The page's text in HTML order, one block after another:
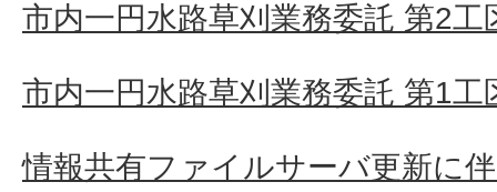
市内一円水路草刈業務委託 第2工
市内一円水路草刈業務委託 第1工
情報共有ファイルサーバ更新に